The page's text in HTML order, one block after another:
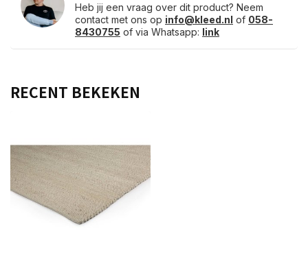
Heb jij een vraag over dit product? Neem
contact met ons op info@kleed.nl of 058-
8430755 of via Whatsapp: link
RECENT BEKEKEN